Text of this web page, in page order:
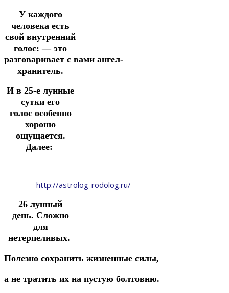
У каждого
человека есть
свой внутренний
голос: — это
разговаривает с вами ангел-
хранитель.
И в 25-е лунные
сутки его
голос особенно
хорошо
ощущается.
Далее:
http://astrolog-rodolog.ru/
26 лунный
день. Сложно
для
нетерпеливых.
Полезно сохранить жизненные силы,
а не тратить их на пустую болтовню.